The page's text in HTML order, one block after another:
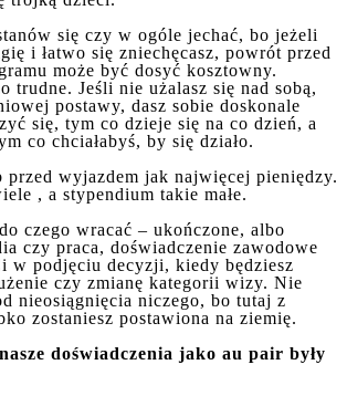
się czy w ogóle jechać, bo jeżeli
i łatwo się zniechęcasz, powrót przed
może być dosyć kosztowny.
trudne. Jeśli nie użalasz się nad sobą,
postawy, dasz sobie doskonale
się, tym co dzieje się na co dzień, a
co chciałabyś, by się działo.
przed wyjazdem jak najwięcej pieniędzy.
, a stypendium takie małe.
czego wracać – ukończone, albo
czy praca, doświadczenie zawodowe
w podjęciu decyzji, kiedy będziesz
czy zmianę kategorii wizy. Nie
nieosiągnięcia niczego, bo tutaj z
zostaniesz postawiona na ziemię.
doświadczenia jako au pair były